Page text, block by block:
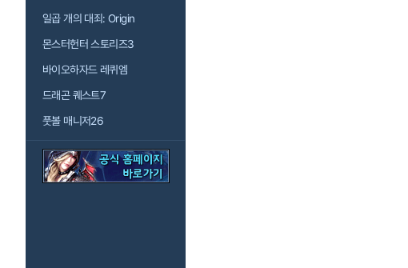
일곱 개의 대죄: Origin
몬스터헌터 스토리즈3
바이오하자드 레퀴엠
드래곤 퀘스트7
풋볼 매니저26